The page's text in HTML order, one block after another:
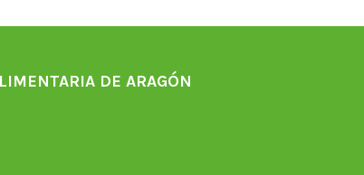
DE ARAGÓN